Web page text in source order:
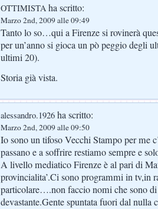
OTTIMISTA ha scritto:
Marzo 2nd, 2009 alle 09:49
Tanto lo so…qui a Firenze si rovinerà
per un’anno si gioca un pò peggio degli
ultimi 20).
Storia già vista.
alessandro.1926 ha scritto:
Marzo 2nd, 2009 alle 09:50
Io sono un tifoso Vecchi Stampo per me
passano e a soffrire restiamo sempre e
A livello mediatico Firenze è al pari di
provincialita’.Ci sono programmi in tv,in
particolare….non faccio nomi che sono
devastante.Gente spuntata fuori dal nulla